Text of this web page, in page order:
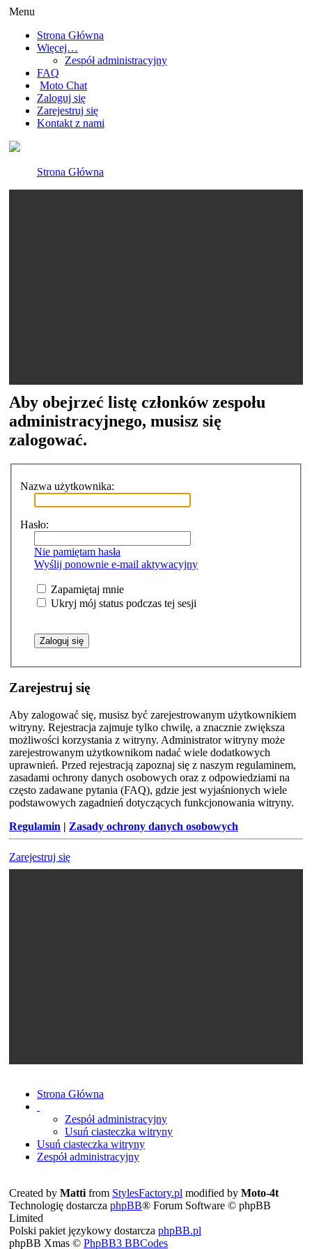
Menu
Strona Główna
Więcej…
Zespół administracyjny
FAQ
Moto Chat
Zaloguj się
Zarejestruj się
Kontakt z nami
Strona Główna
Aby obejrzeć listę członków zespołu
administracyjnego, musisz się
zalogować.
Nazwa użytkownika:
Hasło:
Nie pamiętam hasła
Wyślij ponownie e-mail aktywacyjny
Zapamiętaj mnie
Ukryj mój status podczas tej sesji
Zarejestruj się
Aby zalogować się, musisz być zarejestrowanym użytkownikiem
witryny. Rejestracja zajmuje tylko chwilę, a znacznie zwiększa
możliwości korzystania z witryny. Administrator witryny może
zarejestrowanym użytkownikom nadać wiele dodatkowych
uprawnień. Przed rejestracją zapoznaj się z naszym regulaminem,
zasadami ochrony danych osobowych oraz z odpowiedziami na
często zadawane pytania (FAQ), gdzie jest wyjaśnionych wiele
podstawowych zagadnień dotyczących funkcjonowania witryny.
Regulamin | Zasady ochrony danych osobowych
Zarejestruj się
Strona Główna
Zespół administracyjny
Usuń ciasteczka witryny
Usuń ciasteczka witryny
Zespół administracyjny
Created by Matti from StylesFactory.pl modified by Moto-4t
Technologię dostarcza phpBB® Forum Software © phpBB
Limited
Polski pakiet językowy dostarcza phpBB.pl
phpBB Xmas © PhpBB3 BBCodes